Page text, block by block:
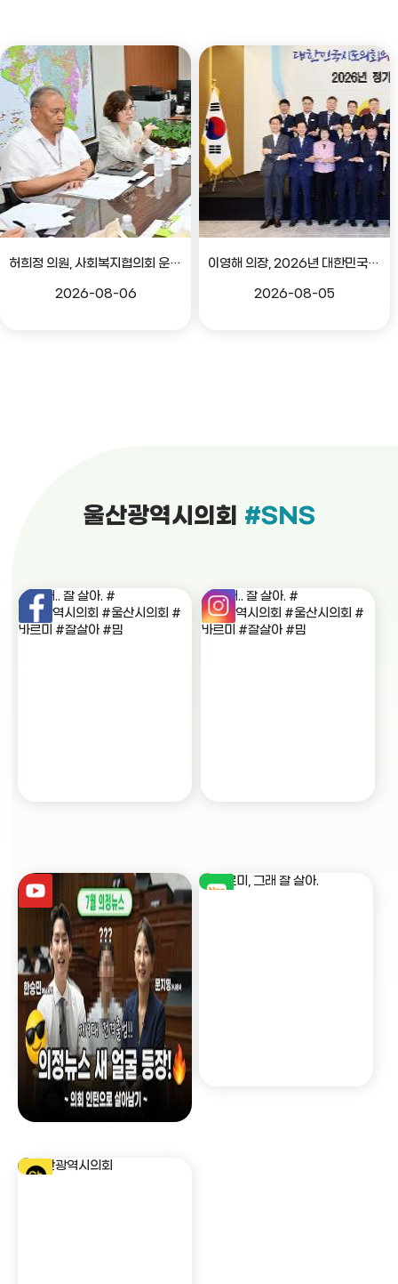
허희정 의원, 사회복지협의회 운영 관련 간담회
2026-08-06
이영해 의장, 2026년 대한민국시도의회의장협의회 정기회 참석
2026-08-05
울산광역시의회 #SNS